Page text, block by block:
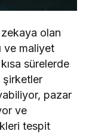
olan
ve maliyet
sürelerde
şirketler
pazar
ve
tespit